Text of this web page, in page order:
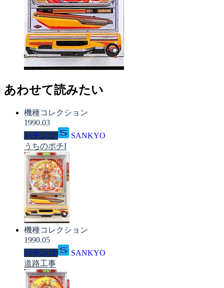
あわせて読みたい
機種コレクション
1990.03
パチンコ
SANKYO
うちのポチI
機種コレクション
1990.05
パチンコ
SANKYO
道路工事